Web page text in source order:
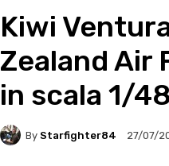
Kiwi
Zealand Air
in scala 1/
By Starfighter84 27/07/